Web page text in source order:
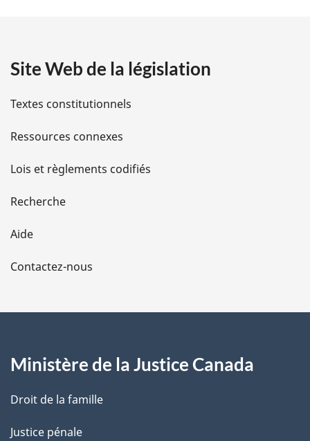
i
l
s
d
e
l
a
e
Site Web de la législation
Textes constitutionnels
Ressources connexes
Lois et règlements codifiés
Recherche
Aide
Contactez-nous
Ministère de la Justice Canada
Droit de la famille
Justice pénale